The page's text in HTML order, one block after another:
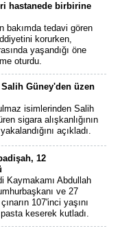
hastanede birbirine
bakımda tedavi gören
korurken,
yaşandığı öne
oturdu.
Güney'den üzen
isimlerinden Salih
sigara alışkanlığının
açıkladı.
12
Kaymakamı Abdullah
ve 27
107'inci yaşını
keserek kutladı.